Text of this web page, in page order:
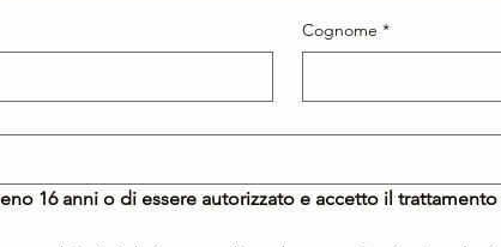
Cognome *
16 anni o di essere autorizzato e accetto il